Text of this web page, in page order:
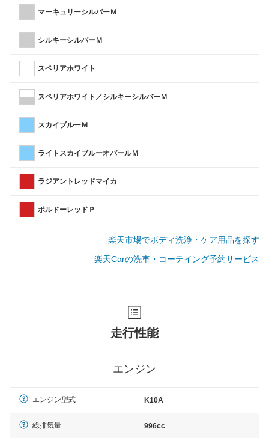
マーキュリーシルバーＭ
シルキーシルバーＭ
スペリアホワイト
スペリアホワイト／シルキーシルバーＭ
スカイブルーＭ
ライトスカイブルーオパールＭ
ラジアントレッドマイカ
ボルドーレッドＰ
楽天市場でボディ洗浄・ケア用品を探す
楽天Carの洗車・コーテイング予約サービス
走行性能
エンジン
エンジン型式 K10A
総排気量 996cc